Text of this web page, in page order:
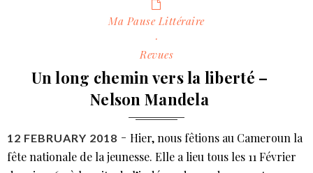
Ma Pause Littéraire
·
Revues
Un long chemin vers la liberté –
Nelson Mandela
POSTED
ON
12 FEBRUARY 2018
Hier, nous fêtions au Cameroun la
fête nationale de la jeunesse. Elle a lieu tous les 11 Février